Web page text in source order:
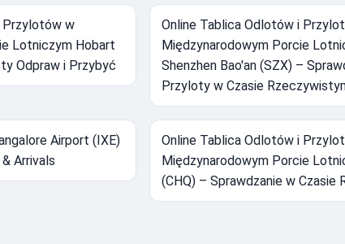
Przylotów w
Lotniczym Hobart
Odpraw i Przybyć
Online Tablica Odlotów i
Międzynarodowym Porcie
Shenzhen Bao'an (SZX) –
Przyloty w Czasie
Airport (IXE)
Arrivals
Online Tablica Odlotów i
Międzynarodowym Porcie
(CHQ) – Sprawdzanie w Czasie